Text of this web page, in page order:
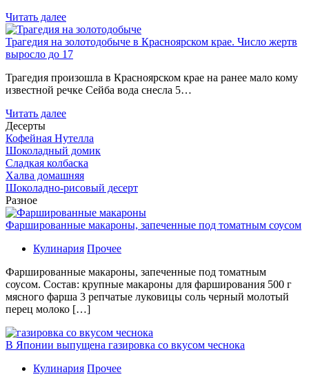
Читать далее
Трагедия на золотодобыче в Красноярском крае. Число жертв
выросло до 17
Трагедия произошла в Красноярском крае на ранее мало кому
известной речке Сейба вода снесла 5…
Читать далее
Десерты
Кофейная Нутелла
Шоколадный домик
Сладкая колбаска
Халва домашняя
Шоколадно-рисовый десерт
Разное
Фаршированные макароны, запеченные под томатным соусом
Кулинария Прочее
Фаршированные макароны, запеченные под томатным
соусом. Состав: крупные макароны для фарширования 500 г
мясного фарша 3 репчатые луковицы соль черный молотый
перец молоко […]
В Японии выпущена газировка со вкусом чеснока
Кулинария Прочее